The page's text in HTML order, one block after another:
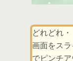
どれどれ
画面をス
でピンチア